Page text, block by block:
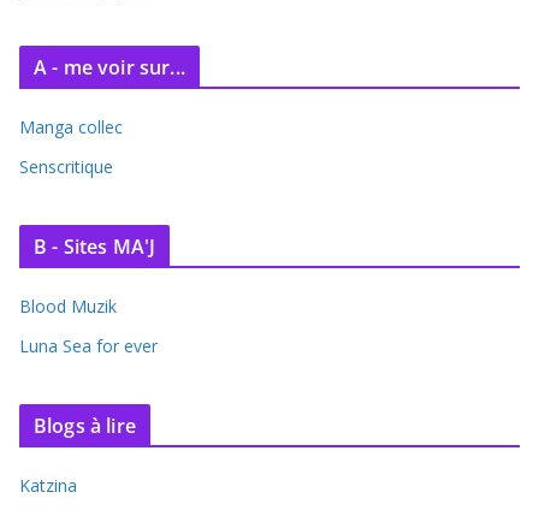
A - me voir sur...
Manga collec
Senscritique
B - Sites MA'J
Blood Muzik
Luna Sea for ever
Blogs à lire
Katzina